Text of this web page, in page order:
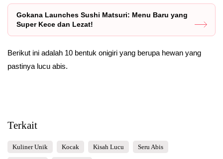
Gokana Launches Sushi Matsuri: Menu Baru yang
Super Kece dan Lezat!
Berikut ini adalah 10 bentuk onigiri yang berupa hewan yang
pastinya lucu abis.
Terkait
Kuliner Unik Kocak Kisah Lucu Seru Abis